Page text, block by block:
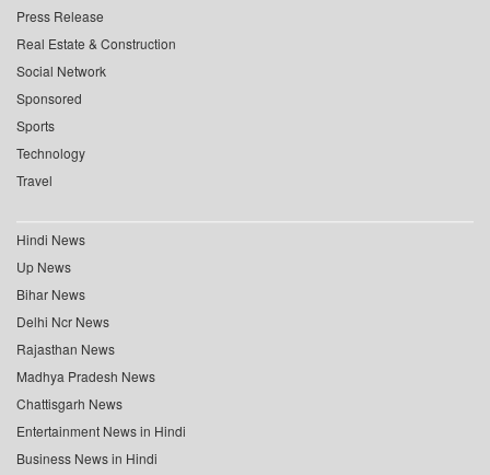
Press Release
Real Estate & Construction
Social Network
Sponsored
Sports
Technology
Travel
Hindi News
Up News
Bihar News
Delhi Ncr News
Rajasthan News
Madhya Pradesh News
Chattisgarh News
Entertainment News in Hindi
Business News in Hindi